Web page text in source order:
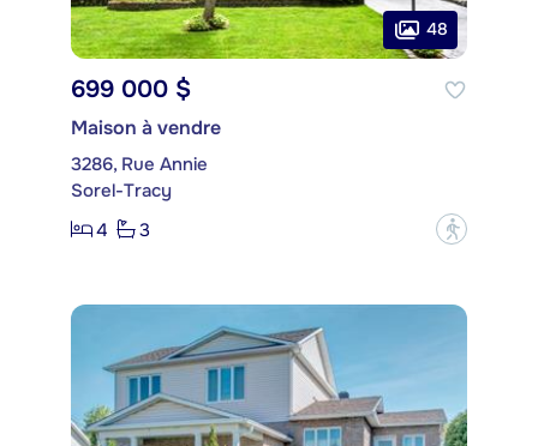
48
699 000 $
Maison à vendre
3286, Rue Annie
Sorel-Tracy
4
3 ?